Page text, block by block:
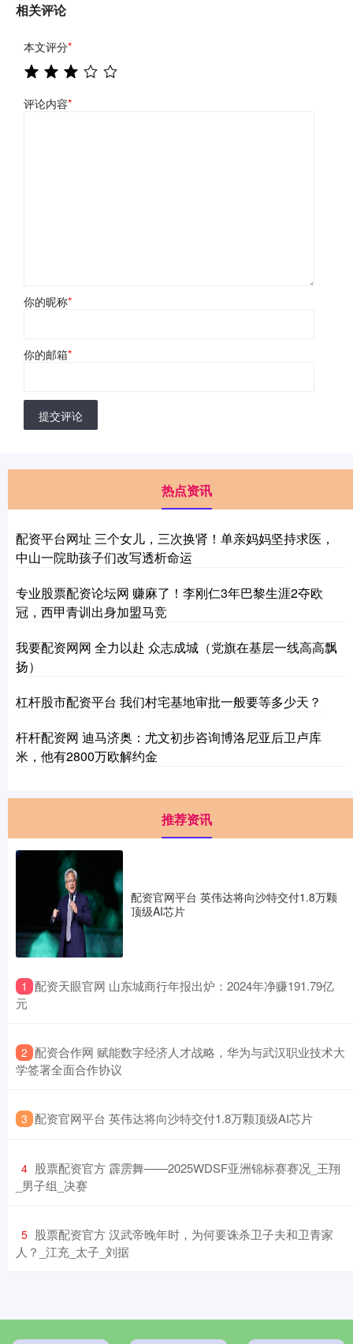
相关评论
本文评分*
评论内容*
你的昵称*
你的邮箱*
提交评论
热点资讯
配资平台网址 三个女儿，三次换肾！单亲妈妈坚持求医，
中山一院助孩子们改写透析命运
专业股票配资论坛网 赚麻了！李刚仁3年巴黎生涯2夺欧
冠，西甲青训出身加盟马竞
我要配资网网 全力以赴 众志成城（党旗在基层一线高高飘
扬）
杠杆股市配资平台 我们村宅基地审批一般要等多少天？
杆杆配资网 迪马济奥：尤文初步咨询博洛尼亚后卫卢库
米，他有2800万欧解约金
推荐资讯
配资官网平台 英伟达将向沙特交付1.8万颗
顶级AI芯片
1 ​配资天眼官网 山东城商行年报出炉：2024年净赚191.79亿
元
2 ​配资合作网 赋能数字经济人才战略，华为与武汉职业技术大
学签署全面合作协议
3 ​配资官网平台 英伟达将向沙特交付1.8万颗顶级AI芯片
4 ​股票配资官方 霹雳舞——2025WDSF亚洲锦标赛赛况_王翔
_男子组_决赛
5 ​股票配资官方 汉武帝晚年时，为何要诛杀卫子夫和卫青家
人？_江充_太子_刘据